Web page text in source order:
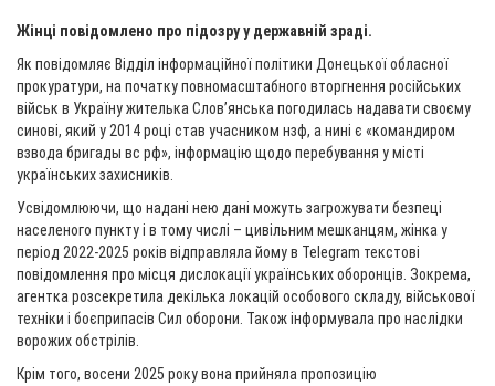
Жінці повідомлено про підозру у державній зраді.
Як повідомляє Відділ інформаційної політики Донецької обласної
прокуратури, на початку повномасштабного вторгнення російських
військ в Україну жителька Слов’янська погодилась надавати своєму
синові, який у 2014 році став учасником нзф, а нині є «командиром
взвода бригады вс рф», інформацію щодо перебування у місті
українських захисників.
Усвідомлюючи, що надані нею дані можуть загрожувати безпеці
населеного пункту і в тому числі – цивільним мешканцям, жінка у
період 2022-2025 років відправляла йому в Telegram текстові
повідомлення про місця дислокації українських оборонців. Зокрема,
агентка розсекретила декілька локацій особового складу, військової
техніки і боєприпасів Сил оборони. Також інформувала про наслідки
ворожих обстрілів.
Крім того, восени 2025 року вона прийняла пропозицію